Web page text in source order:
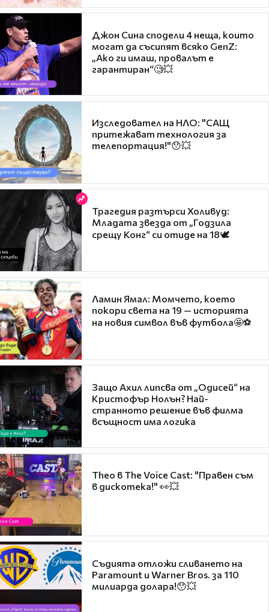
Джон Сина сподели 4 неща, които
могат да съсипят всяко GenZ:
„Ако ги имаш, провалът е
гарантиран“🧐💥
Изследовател на НЛО: "САЩ
притежават технология за
телепортация!"😯💥
Трагедия разтърси Холивуд:
Младата звезда от „Годзила
срещу Конг“ си отиде на 18🕊️
Ламин Ямал: Момчето, което
покори света на 19 — историята
на новия символ във футбола🤩⚽
Защо Ахил липсва от „Одисей“ на
Кристофър Нолън? Най-
странното решение във филма
всъщност има логика
Theo в The Voice Cast: "Правен съм
в дискотека!" 👀💥
Съдията отложи сливането на
Paramount и Warner Bros. за 110
милиарда долара!😯💥